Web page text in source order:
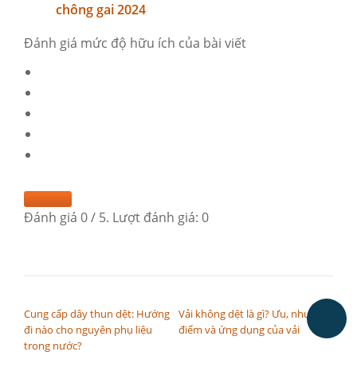
chông gai 2024
Đánh giá mức độ hữu ích của bài viết
Đánh giá 0/ 5. Lượt đánh giá: 0
Cung cấp dây thun dệt: Hướng
đi nào cho nguyên phụ liệu
trong nước?
Vải không dệt là gì? Ưu, nhược
điểm và ứng dụng của vải